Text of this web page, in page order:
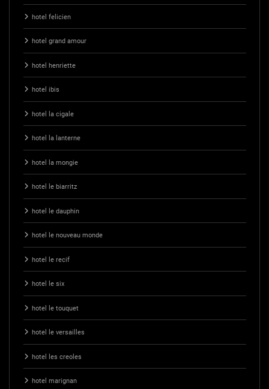
hotel felicien
hotel grand amour
hotel henriette
hotel ibis
hotel la cigale
hotel la lanterne
hotel la mongie
hotel le biarritz
hotel le dauphin
hotel le nouveau monde
hotel le recif
hotel le six
hotel le touquet
hotel le versailles
hotel les creoles
hotel marignan